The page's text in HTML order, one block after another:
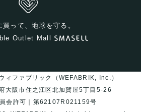
買って、地球を守る。
Outlet Mall
ィファブリック（WEFABRIK, Inc.）
大阪市住之江区北加賀屋5丁目5-26
会許可｜第62107R021159号